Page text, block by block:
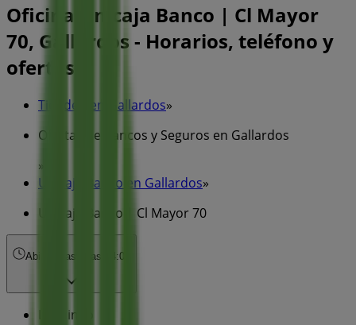
Oficina Unicaja Banco | Cl Mayor
70, Gallardos - Horarios, teléfono y
ofertas
Tiendeo en Gallardos»
Ofertas de Bancos y Seguros en Gallardos
»
Unicaja Banco en Gallardos»
Unicaja Banco | Cl Mayor 70
Abierto Hasta las 14:00
Domingo